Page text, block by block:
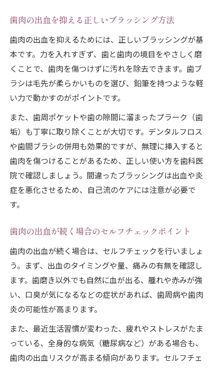
歯肉の出血を抑える正しいブラッシング方法
歯肉の出血を抑えるためには、正しいブラッシングが基
本です。力を入れすぎず、歯と歯肉の境目をやさしく磨
くことで、歯肉を傷つけずに汚れを除去できます。歯ブ
ラシは毛先が柔らかいものを選び、鉛筆を持つような軽
い力で動かすのがポイントです。
また、歯周ポケットや歯の隙間に溜まったプラーク（歯
垢）も丁寧に取り除くことが大切です。デンタルフロス
や歯間ブラシの併用も効果的ですが、無理に挿入すると
歯肉を傷つけることがあるため、正しい使い方を歯科医
院で確認しましょう。間違ったブラッシングは出血や炎
症を悪化させるため、自己流のケアには注意が必要で
す。
歯肉の出血が続く場合のセルフチェックポイント
歯肉の出血が続く場合は、セルフチェックを行いましょ
う。まず、出血のタイミングや量、痛みの有無を確認し
ます。歯磨き以外でも自然に血が出る、腫れや赤みが強
い、口臭が気になるなどの症状があれば、歯周病や歯肉
炎の可能性が高まります。
また、最近生活習慣が変わった、疲れやストレスがたま
っている、全身的な病気（糖尿病など）がある場合も、
歯肉の出血リスクが高まる傾向があります。セルフチェ